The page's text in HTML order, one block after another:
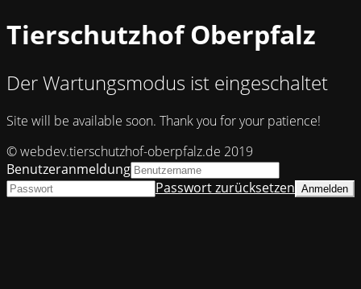
Tierschutzhof Oberpfalz
Der Wartungsmodus ist eingeschaltet
Site will be available soon. Thank you for your patience!
© webdev.tierschutzhof-oberpfalz.de 2019
Benutzeranmeldung
Passwort zurücksetzen